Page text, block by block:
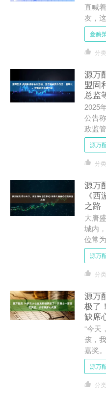
直喊
友，
发了
松，
叁酶
分
源万
盟固
总监
2025
公告
政监
2023
年报
源万
分
源万
《
之路
大唐
城内
位常
唤吴
之力
源万
分
源万
极了
缺席
“今天
孩，
嘉奖
一刻
球传
源万
分